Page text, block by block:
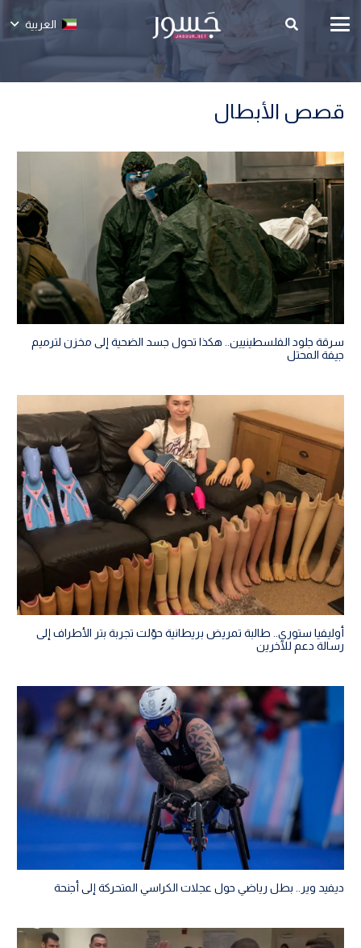
العربية
قصص الأبطال
سرقة جلود الفلسطينيين.. هكذا تحول جسد الضحية إلى مخزن لترميم
جيفة المحتل
أوليفيا ستوري.. طالبة تمريض بريطانية حوّلت تجربة بتر الأطراف إلى
رسالة دعم للآخرين
ديفيد وير.. بطل رياضي حول عجلات الكراسي المتحركة إلى أجنحة